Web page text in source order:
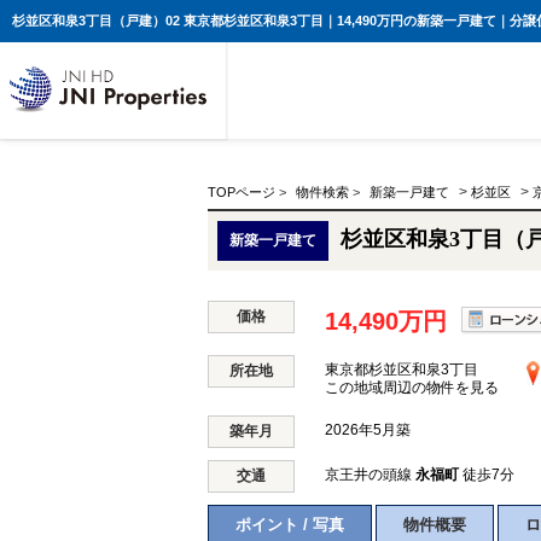
TOPページ > 物件検索 > 新築一戸建て > 杉並区 >
新築一戸建て 杉並区和泉3丁目（
価格 14,490万円
所在地 東京都杉並区和泉3丁目
この地域周辺の物件を見る
築年月 2026年5月築
交通 京王井の頭線 永福町 徒歩7分
ポイント / 写真 物件概要